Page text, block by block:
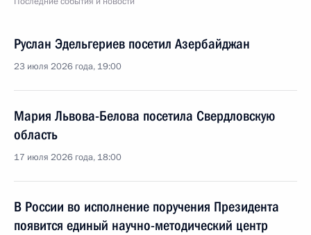
Руслан Эдельгериев посетил Азербайджан
23 июля 2026 года, 19:00
Мария Львова-Белова посетила Свердловскую
область
17 июля 2026 года, 18:00
В России во исполнение поручения Президента
появится единый научно-методический центр